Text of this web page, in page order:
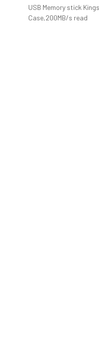
USB Memory stick
Case,200MB/s read